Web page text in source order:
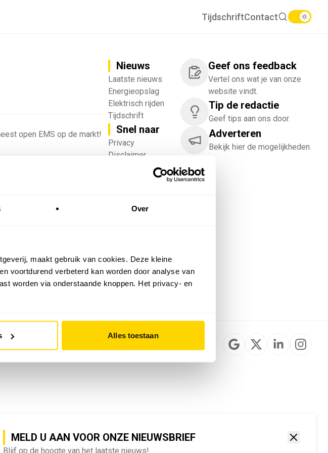
Over
maakt gebruik van cookies. Deze kleine
voortdurend verbeterd kan worden door analyse van
worden via onderstaande knoppen. Het privacy- en
Alles toestaan
MELD U AAN VOOR ONZE NIEUWSBRIEF
Blijf op de hoogte van het laatste nieuws!
TijdschriftContact
open EMS op de markt!
proberen
Nieuws
Laatste nieuws
Energieopslag
Elektrisch rijden
Tijdschrift
Snel naar
Privacy
Disclaimer
Vacatures
English
Geef ons feedback
Vertel ons wat je van onze
website vindt.
Tip de redactie
Geef tips aan ons door.
Adverteren
Bekijk hier de mogelijkheden.